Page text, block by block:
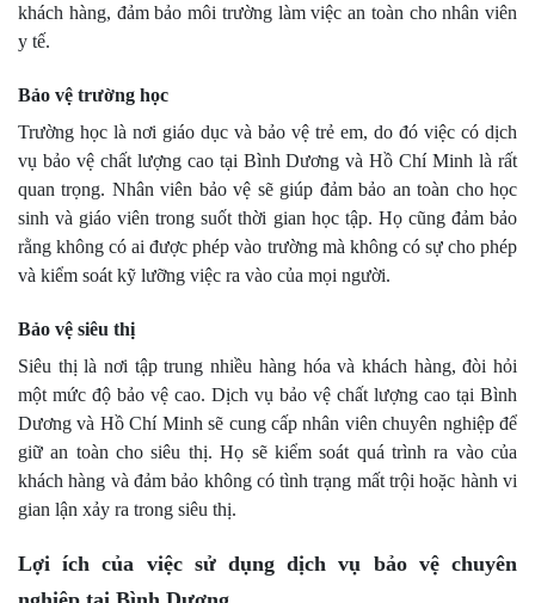
khách hàng, đảm bảo môi trường làm việc an toàn cho nhân viên
y tế.
Bảo vệ trường học
Trường học là nơi giáo dục và bảo vệ trẻ em, do đó việc có dịch
vụ bảo vệ chất lượng cao tại Bình Dương và Hồ Chí Minh là rất
quan trọng. Nhân viên bảo vệ sẽ giúp đảm bảo an toàn cho học
sinh và giáo viên trong suốt thời gian học tập. Họ cũng đảm bảo
rằng không có ai được phép vào trường mà không có sự cho phép
và kiểm soát kỹ lưỡng việc ra vào của mọi người.
Bảo vệ siêu thị
Siêu thị là nơi tập trung nhiều hàng hóa và khách hàng, đòi hỏi
một mức độ bảo vệ cao. Dịch vụ bảo vệ chất lượng cao tại Bình
Dương và Hồ Chí Minh sẽ cung cấp nhân viên chuyên nghiệp để
giữ an toàn cho siêu thị. Họ sẽ kiểm soát quá trình ra vào của
khách hàng và đảm bảo không có tình trạng mất trội hoặc hành vi
gian lận xảy ra trong siêu thị.
Lợi ích của việc sử dụng dịch vụ bảo vệ chuyên